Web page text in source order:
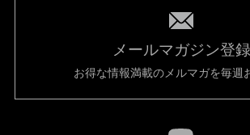
メールマガジン登録
お得な情報満載のメルマガを毎週